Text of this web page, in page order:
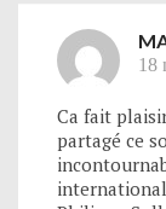
18
Ca fait
partagé ce